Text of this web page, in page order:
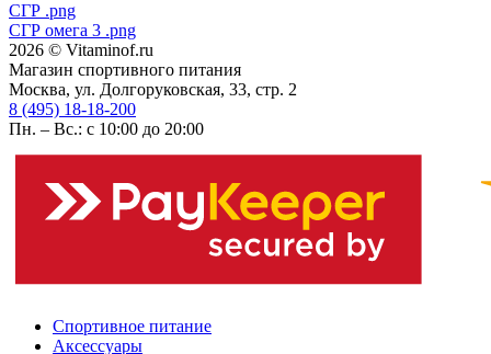
СГР .png
СГР омега 3 .png
2026 © Vitaminof.ru
Магазин спортивного питания
Москва, ул. Долгоруковская, 33, стр. 2
8 (495) 18-18-200
Пн. – Вс.: с 10:00 до 20:00
Спортивное питание
Аксессуары